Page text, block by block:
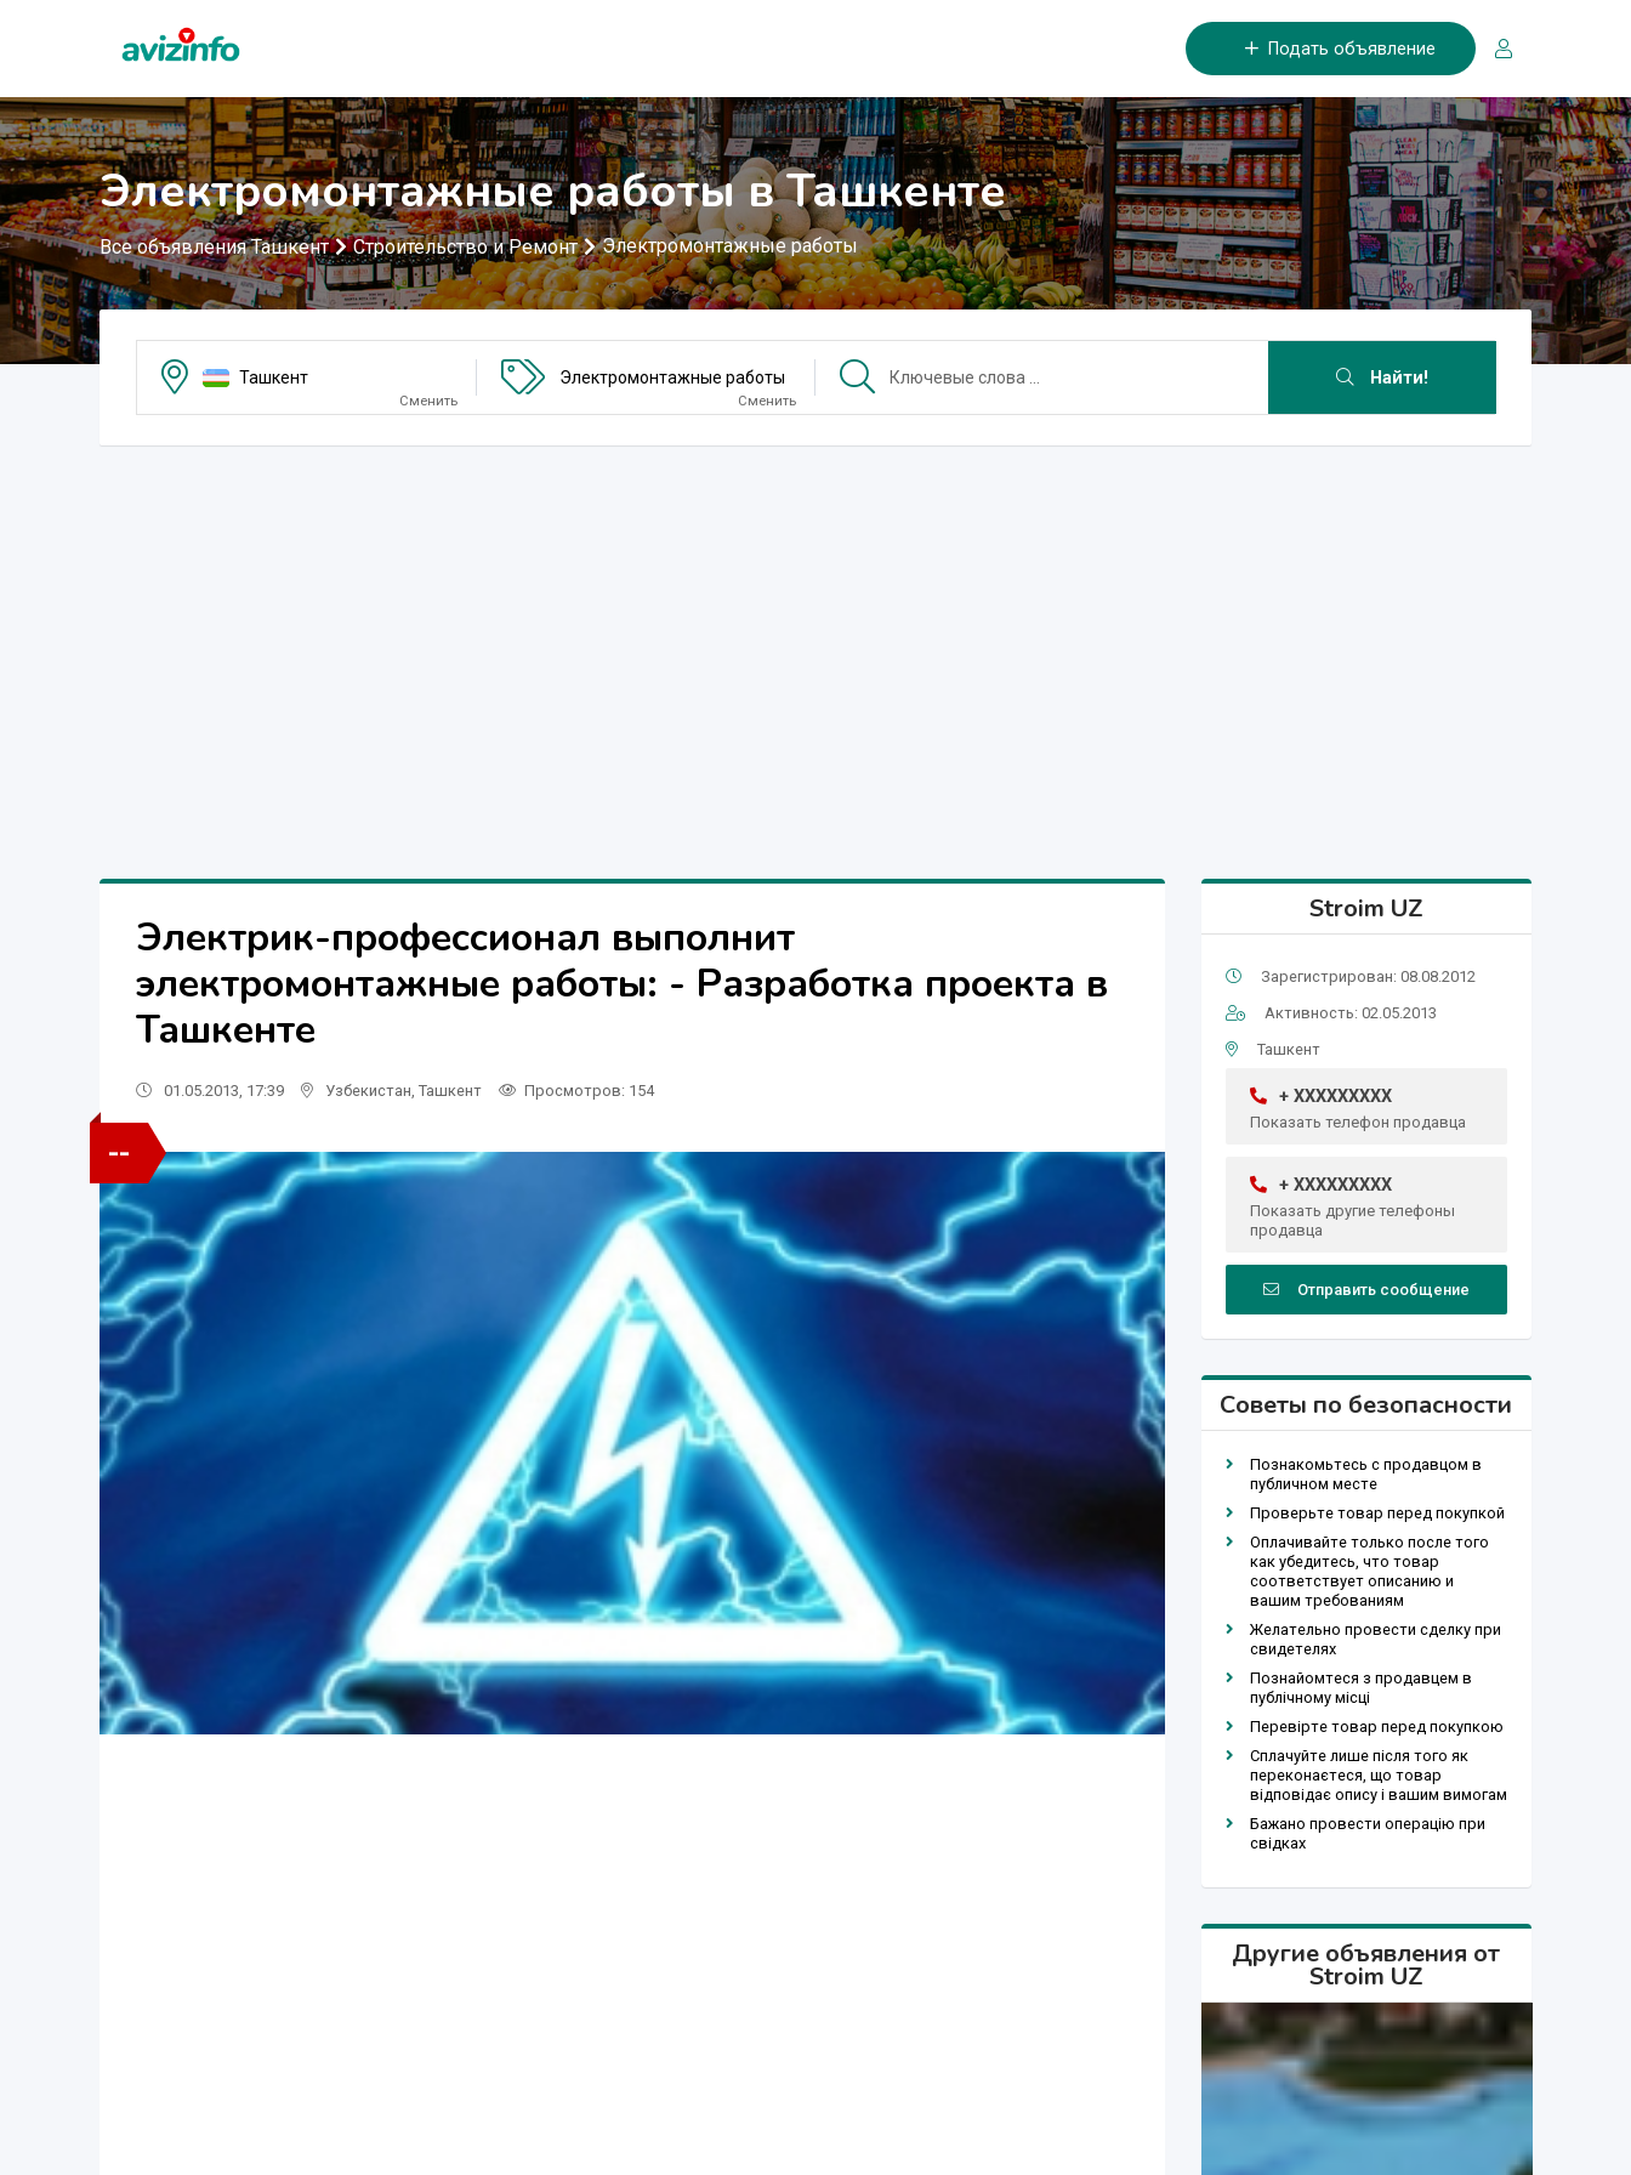
Подать объявление
Электромонтажные работы в Ташкенте
Все объявления Ташкент Строительство и Ремонт Электромонтажные работы
Ташкент
Сменить
Электромонтажные работы
Сменить
Найти!
Электрик-профессионал выполнит
электромонтажные работы: - Разработка проекта в
Ташкенте
01.05.2013, 17:39 Узбекистан Ташкент Просмотров: 154
--
Stroim UZ
Зарегистрирован: 08.08.2012
Активность: 02.05.2013
Ташкент
+ XXXXXXXXX
Показать телефон продавца
+ XXXXXXXXX
Показать другие телефоны
продавца
Отправить сообщение
Советы по безопасности
Познакомьтесь с продавцом в
публичном месте
Проверьте товар перед покупкой
Оплачивайте только после того
как убедитесь, что товар
соответствует описанию и
вашим требованиям
Желательно провести сделку при
свидетелях
Познайомтеся з продавцем в
публічному місці
Перевірте товар перед покупкою
Сплачуйте лише після того як
переконаєтеся, що товар
відповідає опису і вашим вимогам
Бажано провести операцію при
свідках
Другие объявления от
Stroim UZ